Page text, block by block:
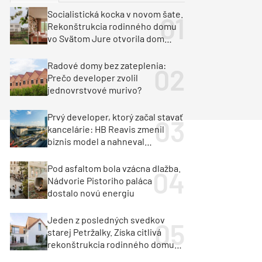
Klimatizácia a vetranie
Milan Murcka
Socialistická kocka v novom šate.
Rekonštrukcia rodinného domu
vo Svätom Jure otvorila dom
Radové domy bez zateplenia:
Prečo developer zvolil
jednovrstvové murivo?
Prvý developer, ktorý začal stavať
kancelárie: HB Reavis zmenil
biznis model a nahneval
Pod asfaltom bola vzácna dlažba.
Nádvorie Pistoriho paláca
dostalo novú energiu
Jeden z posledných svedkov
starej Petržalky. Získa citlivá
rekonštrukcia rodinného domu